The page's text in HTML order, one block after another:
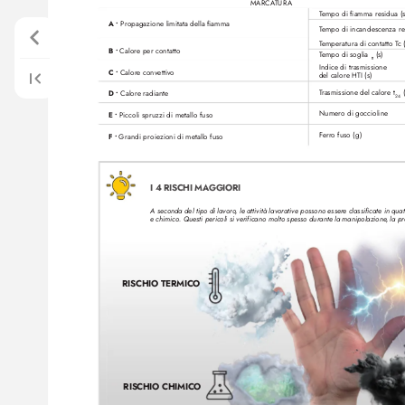
MARCATURA
A • Propagazione limitata della fiamma
Tempo di fiamma residua
Tempo di incandescenza
B • Calore per contatto
Temperatura di contatto Tc
Tempo di soglia tt (s)
C • Calore convettivo
Indice di trasmissione
del calore HTI (s)
D • Calore radiante Trasmissione del calore t24
E • Piccoli spruzzi di metallo fuso Numero di goccioline
F • Grandi proiezioni di metallo fuso Ferro fuso (g)
RISCHIO TERMICO
RISCHIO CHIMICO
I 4 RISCHI MAGGIORI
A seconda del tipo di lavoro, le attività lavorative possono essere classificate in
e chimico . Questi pericoli si verificano molto spesso durante la manipolazione, la